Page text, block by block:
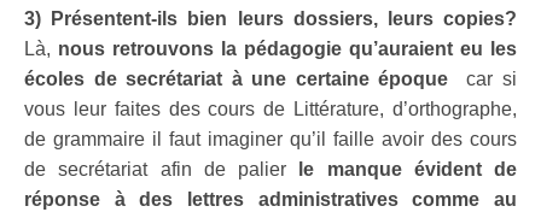
3) Présentent-ils bien leurs dossiers, leurs copies?
Là, nous retrouvons la pédagogie qu’auraient eu les
écoles de secrétariat à une certaine époque car si
vous leur faites des cours de Littérature, d’orthographe,
de grammaire il faut imaginer qu’il faille avoir des cours
de secrétariat afin de palier
le manque évident de
réponse à des lettres administratives comme au